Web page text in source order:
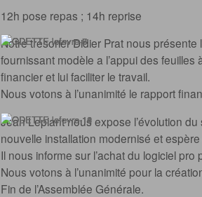
12h pose repas ; 14h reprise
Notre trésorier Didier Prat nous
fournissant modèle a l’appui des
financier et lui faciliter le travail.
Nous votons à l’unanimité le rapport
Jean Leplant nous expose l’évolution
nouvelle installation modernisé et
Il nous informe sur l’achat du logiciel
Nous votons à l’unanimité pour la
Fin de l’Assemblée Générale.